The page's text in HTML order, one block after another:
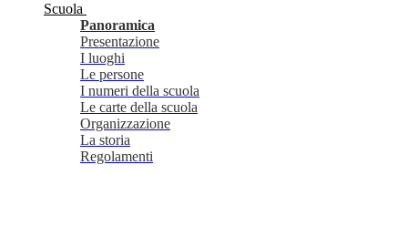
Scuola
Panoramica
Presentazione
I luoghi
Le persone
I numeri della scuola
Le carte della scuola
Organizzazione
La storia
Regolamenti